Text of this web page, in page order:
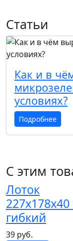
Статьи
Как и в
условиях?
Подробнее
С этим
Лоток
гибкий
39 руб.